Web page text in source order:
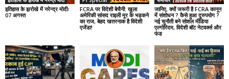
इतिहास के झरोखे में नरेन्द्र मोदीः
07 अगस्त
FCRA पर विदेशी बेचैनी: खुला
अमेरिकी सांसद राइली मूर के भड़कने
का राज, बेहद खतरनाक है विदेशी
एजेंडा!
जानिए, क्यों जरूरी है FCRA कानून
में संशोधन ? कैसे हुआ दुरुपयोग ?
नई चुनौती बने सोशल मीडिया
एल्गोरिदम, विदेशी बॉट नेटवर्क्स और
फंड